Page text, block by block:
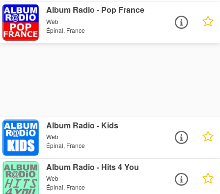
Album Radio - Pop France
Web
Épinal, France
Album Radio - Kids
Web
Épinal, France
Album Radio - Hits 4 You
Web
Épinal, France